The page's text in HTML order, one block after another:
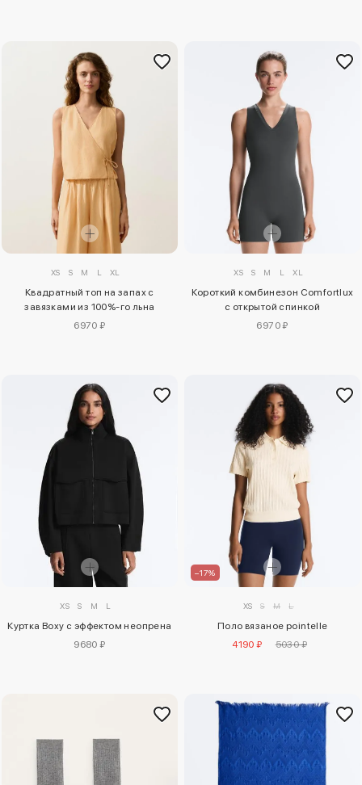
XS S M L XL
Квадратный топ на запах с
завязками из 100%-го льна
6970 ₽
XS S M L XL
Короткий комбинезон Comfortlux
с открытой спинкой
6970 ₽
XS S M L
Куртка Boxy с эффектом неопрена
9680 ₽
–17%
XS S M L
Поло вязаное pointelle
4190 ₽
5030 ₽